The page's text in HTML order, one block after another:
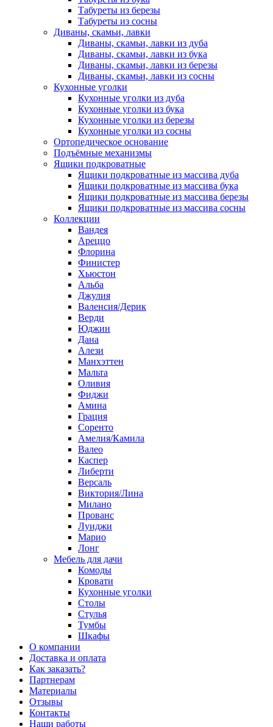
Табуреты из березы
Табуреты из сосны
Диваны, скамьи, лавки
Диваны, скамьи, лавки из дуба
Диваны, скамьи, лавки из бука
Диваны, скамьи, лавки из березы
Диваны, скамьи, лавки из сосны
Кухонные уголки
Кухонные уголки из дуба
Кухонные уголки из бука
Кухонные уголки из березы
Кухонные уголки из сосны
Ортопедическое основание
Подъёмные механизмы
Ящики подкроватные
Ящики подкроватные из массива дуба
Ящики подкроватные из массива бука
Ящики подкроватные из массива березы
Ящики подкроватные из массива сосны
Коллекции
Вандея
Ареццо
Флорина
Финистер
Хьюстон
Альба
Джулия
Валенсия/Дерик
Верди
Юджин
Дана
Алези
Манхэттен
Мальта
Оливия
Фиджи
Амина
Грация
Соренто
Амелия/Камила
Валео
Каспер
Либерти
Версаль
Виктория/Лина
Милано
Прованс
Луиджи
Марио
Лонг
Мебель для дачи
Комоды
Кровати
Кухонные уголки
Столы
Стулья
Тумбы
Шкафы
О компании
Доставка и оплата
Как заказать?
Партнерам
Материалы
Отзывы
Контакты
Наши работы